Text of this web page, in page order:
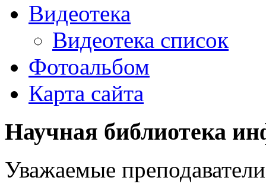
Видеотека
Видеотека список
Фотоальбом
Карта сайта
Научная библиотека
Уважаемые